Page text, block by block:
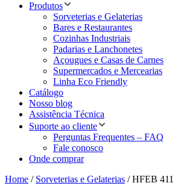
Produtos
Sorveterias e Gelaterias
Bares e Restaurantes
Cozinhas Industriais
Padarias e Lanchonetes
Açougues e Casas de Carnes
Supermercados e Mercearias
Linha Eco Friendly
Catálogo
Nosso blog
Assistência Técnica
Suporte ao cliente
Perguntas Frequentes – FAQ
Fale conosco
Onde comprar
Home / Sorveterias e Gelaterias / HFEB